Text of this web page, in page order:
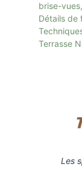
brise-
Détails de
Terrasse
Les